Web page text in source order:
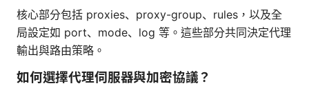
核心部分包括 proxies、proxy-group、rules，以及全
局設定如 port、mode、log 等。這些部分共同決定代理
輸出與路由策略。
如何選擇代理伺服器與加密協議？